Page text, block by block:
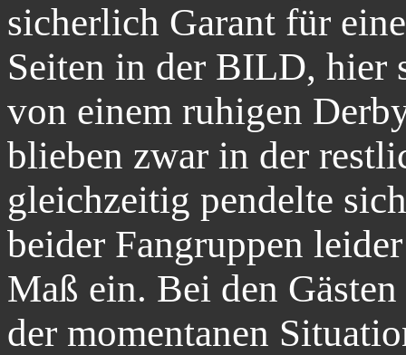
sicherlich Garant für
Seiten in der BILD, hier
von einem ruhigen
blieben zwar in der
gleichzeitig pendelte
beider Fangruppen
Maß ein. Bei den
der momentanen